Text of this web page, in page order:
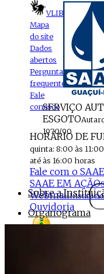
VLIBRAS
Mapa
do site
Dados
abertos
Perguntas
frequentes
Fale
conosco
SERVIÇO
ESGOTO
1970/90
HORÁRIO DE
quinta: 8:00 às
até às 16:00 horas
Fale com o
SAAE EM AÇÃO
Webmail
Ouvidoria
Sobre a
Organograma